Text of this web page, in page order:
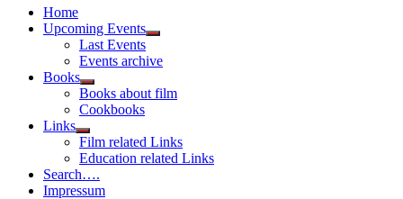
Home
Upcoming Events
Show
menu
Last Events
Events archive
Books
Show
sub
menu
Books about film
Cookbooks
Links
Show
sub
menu
Film related Links
Education related Links
Search….
Impressum